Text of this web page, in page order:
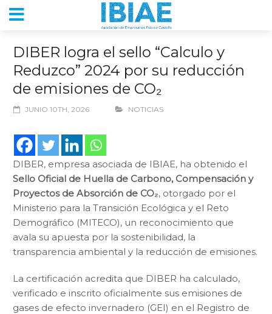
DIBER logra el sello “Calculo y
Reduzco” 2024 por su reducción
de emisiones de CO₂
JUNIO 10TH, 2026 NOTICIAS
DIBER, empresa asociada de IBIAE, ha obtenido el
Sello Oficial de Huella de Carbono, Compensación y
Proyectos de Absorción de CO₂, otorgado por el
Ministerio para la Transición Ecológica y el Reto
Demográfico (MITECO), un reconocimiento que
avala su apuesta por la sostenibilidad, la
transparencia ambiental y la reducción de emisiones.
La certificación acredita que DIBER ha calculado,
verificado e inscrito oficialmente sus emisiones de
gases de efecto invernadero (GEI) en el Registro de